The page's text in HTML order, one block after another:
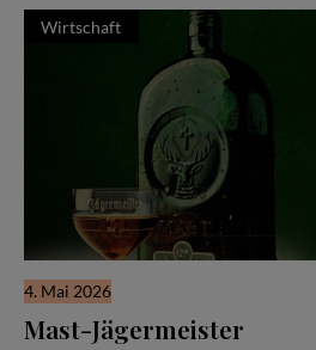
Wirtschaft
4. Mai 2026
Mast-Jägermeister